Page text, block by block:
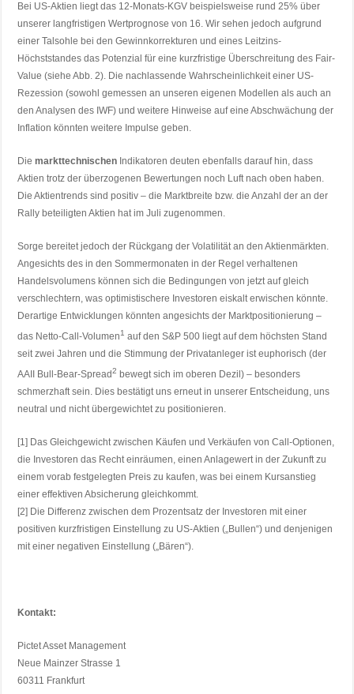
Bei US-Aktien liegt das 12-Monats-KGV beispielsweise rund 25% über
unserer langfristigen Wertprognose von 16. Wir sehen jedoch aufgrund
einer Talsohle bei den Gewinnkorrekturen und eines Leitzins-
Höchststandes das Potenzial für eine kurzfristige Überschreitung des Fair-
Value (siehe Abb. 2). Die nachlassende Wahrscheinlichkeit einer US-
Rezession (sowohl gemessen an unseren eigenen Modellen als auch an
den Analysen des IWF) und weitere Hinweise auf eine Abschwächung der
Inflation könnten weitere Impulse geben.
Diemarkttechnischen Indikatoren deuten ebenfalls darauf hin, dass
Aktien trotz der überzogenen Bewertungen noch Luft nach oben haben.
Die Aktientrends sind positiv – die Marktbreite bzw. die Anzahl der an der
Rally beteiligten Aktien hat im Juli zugenommen.
Sorge bereitet jedoch der Rückgang der Volatilität an den Aktienmärkten.
Angesichts des in den Sommermonaten in der Regel verhaltenen
Handelsvolumens können sich die Bedingungen von jetzt auf gleich
verschlechtern, was optimistischere Investoren eiskalt erwischen könnte.
Derartige Entwicklungen könnten angesichts der Marktpositionierung –
das Netto-Call-Volumen1 auf den S&P 500 liegt auf dem höchsten Stand
seit zwei Jahren und die Stimmung der Privatanleger ist euphorisch (der
AAII Bull-Bear-Spread2 bewegt sich im oberen Dezil) – besonders
schmerzhaft sein. Dies bestätigt uns erneut in unserer Entscheidung, uns
neutral und nicht übergewichtet zu positionieren.
[1] Das Gleichgewicht zwischen Käufen und Verkäufen von Call-Optionen,
die Investoren das Recht einräumen, einen Anlagewert in der Zukunft zu
einem vorab festgelegten Preis zu kaufen, was bei einem Kursanstieg
einer effektiven Absicherung gleichkommt.
[2] Die Differenz zwischen dem Prozentsatz der Investoren mit einer
positiven kurzfristigen Einstellung zu US-Aktien („Bullen“) und denjenigen
mit einer negativen Einstellung („Bären“).
Kontakt:
Pictet Asset Management
Neue Mainzer Strasse 1
60311 Frankfurt